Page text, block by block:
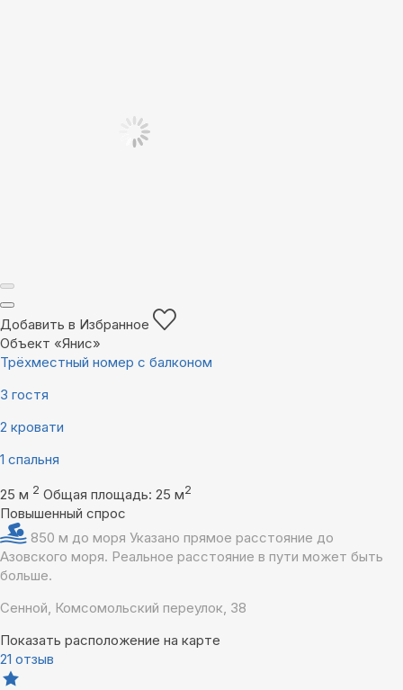
Добавить в Избранное
Объект «Янис»
Трёхместный номер с балконом
3 гостя
2 кровати
1 спальня
25 м 2 Общая площадь: 25 м2
Повышенный спрос
850 м до моря Указано прямое расстояние до
Азовского моря. Реальное расстояние в пути может быть
больше.
Сенной, Комсомольский переулок, 38
Показать расположение на карте
21 отзыв